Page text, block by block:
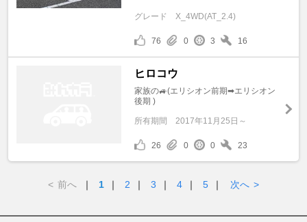
グレード X_4WD(AT_2.4)
76 0 3 16
ヒロコウ
家族の🚙(エリシオン前期➡エリシオン
後期 )
所有期間 2017年11月25日～
26 0 0 23
< 前へ ｜ 1 ｜ 2 ｜ 3 ｜ 4 ｜ 5 ｜ 次へ >